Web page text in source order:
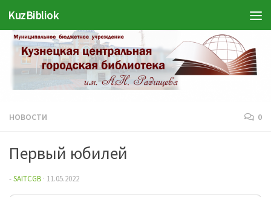
Перейти к содержимому
KuzBibliok
НОВОСТИ 0
Первый юбилей
-SAITCGB · 11.05.2022